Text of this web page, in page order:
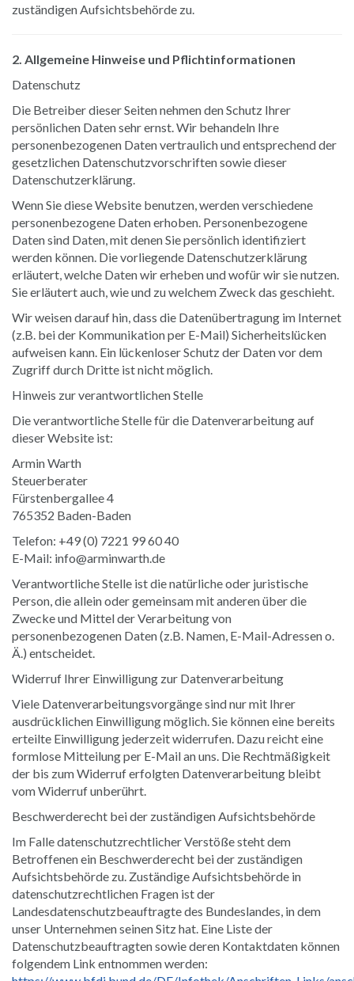
zuständigen Aufsichtsbehörde zu.
2. Allgemeine Hinweise und Pflichtinformationen
Datenschutz
Die Betreiber dieser Seiten nehmen den Schutz Ihrer
persönlichen Daten sehr ernst. Wir behandeln Ihre
personenbezogenen Daten vertraulich und entsprechend der
gesetzlichen Datenschutzvorschriften sowie dieser
Datenschutzerklärung.
Wenn Sie diese Website benutzen, werden verschiedene
personenbezogene Daten erhoben. Personenbezogene
Daten sind Daten, mit denen Sie persönlich identifiziert
werden können. Die vorliegende Datenschutzerklärung
erläutert, welche Daten wir erheben und wofür wir sie nutzen.
Sie erläutert auch, wie und zu welchem Zweck das geschieht.
Wir weisen darauf hin, dass die Datenübertragung im Internet
(z.B. bei der Kommunikation per E-Mail) Sicherheitslücken
aufweisen kann. Ein lückenloser Schutz der Daten vor dem
Zugriff durch Dritte ist nicht möglich.
Hinweis zur verantwortlichen Stelle
Die verantwortliche Stelle für die Datenverarbeitung auf
dieser Website ist:
Armin Warth
Steuerberater
Fürstenbergallee 4
765352 Baden-Baden
Telefon: +49 (0) 7221 99 60 40
E-Mail: info@arminwarth.de
Verantwortliche Stelle ist die natürliche oder juristische
Person, die allein oder gemeinsam mit anderen über die
Zwecke und Mittel der Verarbeitung von
personenbezogenen Daten (z.B. Namen, E-Mail-Adressen o.
Ä.) entscheidet.
Widerruf Ihrer Einwilligung zur Datenverarbeitung
Viele Datenverarbeitungsvorgänge sind nur mit Ihrer
ausdrücklichen Einwilligung möglich. Sie können eine bereits
erteilte Einwilligung jederzeit widerrufen. Dazu reicht eine
formlose Mitteilung per E-Mail an uns. Die Rechtmäßigkeit
der bis zum Widerruf erfolgten Datenverarbeitung bleibt
vom Widerruf unberührt.
Beschwerderecht bei der zuständigen Aufsichtsbehörde
Im Falle datenschutzrechtlicher Verstöße steht dem
Betroffenen ein Beschwerderecht bei der zuständigen
Aufsichtsbehörde zu. Zuständige Aufsichtsbehörde in
datenschutzrechtlichen Fragen ist der
Landesdatenschutzbeauftragte des Bundeslandes, in dem
unser Unternehmen seinen Sitz hat. Eine Liste der
Datenschutzbeauftragten sowie deren Kontaktdaten können
folgendem Link entnommen werden: